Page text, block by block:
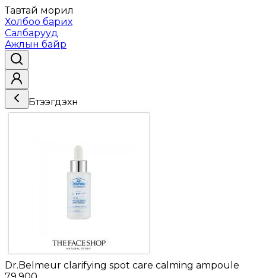
Тавтай морил
Холбоо барих
Салбарууд
Ажлын байр
Бүтээгдэхүүн
Dr.Belmeur clarifying spot care calming ampoule